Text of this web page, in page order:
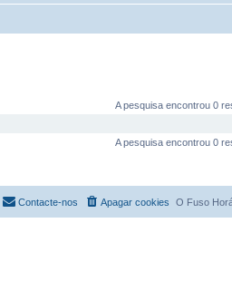
A pesquisa encontrou 0
A pesquisa encontrou 0
O Fuso
Apagar cookies
Contacte-nos